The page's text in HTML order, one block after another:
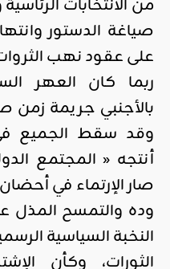
من الانتخابات
صياغة الدستور
على عقود نهب
ربما كان العهر
بالأجنبي جريمة زمن
وقد سقط الجميع
أنتجه « المجتمع
صار الإرتماء في
وده والتمسح المذل
النخبة السياسية
الثورات، وكأن